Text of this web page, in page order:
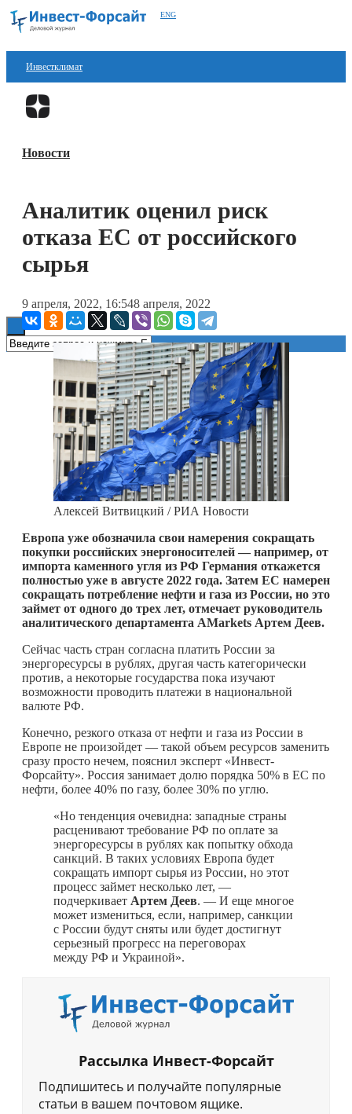
ENG
Инвестклимат
Финансы
Блокчейн
Новости
Аналитик оценил риск
отказа ЕС от российского
сырья
9 апреля, 2022, 16:548 апреля, 2022
Алексей Витвицкий / РИА Новости
Европа уже обозначила свои намерения сокращать
покупки российских энергоносителей — например, от
импорта каменного угля из РФ Германия откажется
полностью уже в августе 2022 года. Затем ЕС намерен
сокращать потребление нефти и газа из России, но это
займет от одного до трех лет, отмечает руководитель
аналитического департамента AMarkets Артем Деев.
Сейчас часть стран согласна платить России за
энергоресурсы в рублях, другая часть категорически
против, а некоторые государства пока изучают
возможности проводить платежи в национальной
валюте РФ.
Конечно, резкого отказа от нефти и газа из России в
Европе не произойдет — такой объем ресурсов заменить
сразу просто нечем, пояснил эксперт «Инвест-
Форсайту». Россия занимает долю порядка 50% в ЕС по
нефти, более 40% по газу, более 30% по углю.
«Но тенденция очевидна: западные страны
расценивают требование РФ по оплате за
энергоресурсы в рублях как попытку обхода
санкций. В таких условиях Европа будет
сокращать импорт сырья из России, но этот
процесс займет несколько лет, —
подчеркивает Артем Деев. — И еще многое
может измениться, если, например, санкции
с России будут сняты или будет достигнут
серьезный прогресс на переговорах
между РФ и Украиной».
Рассылка Инвест-Форсайт
Подпишитесь и получайте популярные
статьи в вашем почтовом ящике.